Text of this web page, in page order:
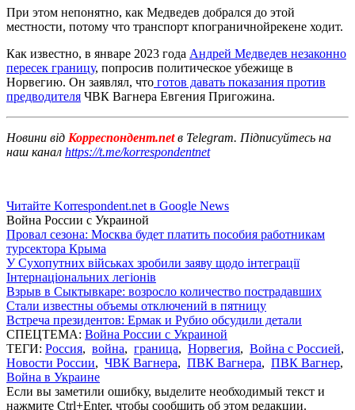
При этом непонятно, как Медведев добрался до этой
местности, потому что транспорт кпограничнойрекене ходит.
Как известно, в январе 2023 года Андрей Медведев незаконно
пересек границу, попросив политическое убежище в
Норвегию. Он заявлял, что готов давать показания против
предводителя ЧВК Вагнера Евгения Пригожина.
Новини від Корреспондент.netв Telegram. Підписуйтесь на
наш канал https://t.me/korrespondentnet
Читайте Korrespondent.net в Google News
Война России с Украиной
Провал сезона: Москва будет платить пособия работникам
турсектора Крыма
У Сухопутних військах зробили заяву щодо інтеграції
Інтернаціональних легіонів
Взрыв в Сыктывкаре: возросло количество пострадавших
Стали известны объемы отключений в пятницу
Встреча президентов: Ермак и Рубио обсудили детали
СПЕЦТЕМА: Война России с Украиной
ТЕГИ: Россия, война, граница, Норвегия, Война с Россией,
Новости России, ЧВК Вагнера, ПВК Вагнера, ПВК Вагнер,
Война в Украине
Если вы заметили ошибку, выделите необходимый текст и
нажмите Ctrl+Enter, чтобы сообщить об этом редакции.